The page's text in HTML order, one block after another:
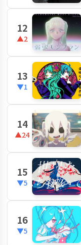
12
▲2
13
▼1
14
▲24
15
▼5
16
▼5